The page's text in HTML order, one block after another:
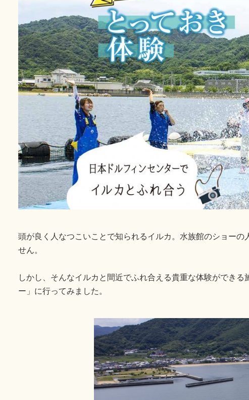
頭が良く人なつこいことで知られるイルカ。水族館のショー
せん。
しかし、そんなイルカと間近でふれ合える貴重な体験ができ
ー」に行ってみました。